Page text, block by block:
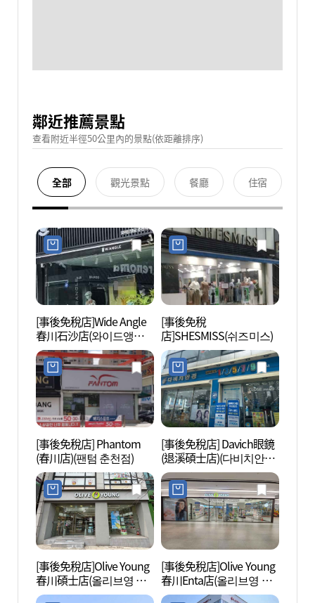
鄰近推薦景點
查看附近半徑50公里內的景點(依距離排序)
全部 觀光景點 餐廳 住宿
[事後免稅店]Wide Angle
春川石沙店(와이드앵글
춘천석사점)
[事後免稅
店]SHESMISS(쉬즈미스)
[事後免稅店] Phantom
(春川店)(팬텀 춘천점)
[事後免稅店] Davich眼鏡
(退溪碩士店)(다비치안경
퇴계석사점)
[事後免稅店]Olive Young
春川碩士店(올리브영 춘
천석사점)
[事後免稅店]Olive Young
春川Enta店(올리브영 춘
천엔타점)